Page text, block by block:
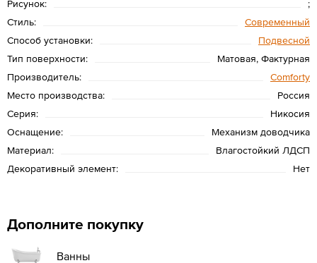
Рисунок:
;
Стиль:
Современный
Способ установки:
Подвесной
Тип поверхности:
Матовая, Фактурная
Производитель:
Сomforty
Место производства:
Россия
Серия:
Никосия
Оснащение:
Механизм доводчика
Материал:
Влагостойкий ЛДСП
Декоративный элемент:
Нет
Дополните покупку
Ванны